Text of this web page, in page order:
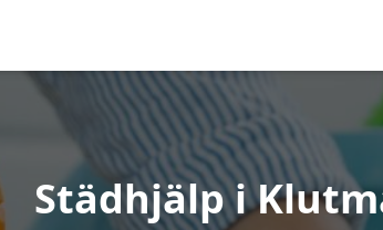
Städhjälp i